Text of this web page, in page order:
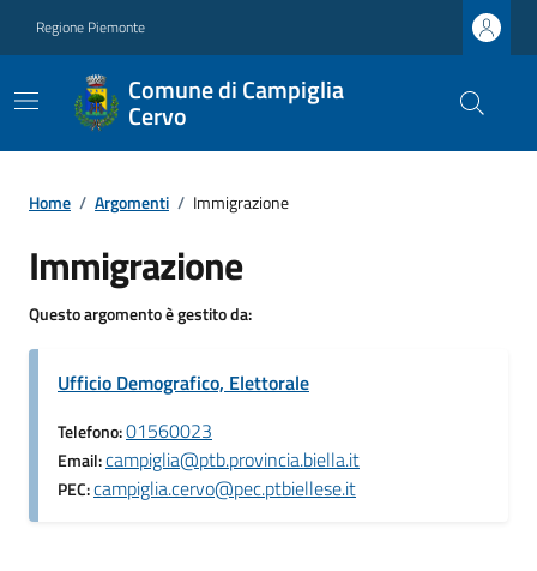
Regione Piemonte
Comune di Campiglia
Cervo
Home / Argomenti / Immigrazione
Immigrazione
Questo argomento è gestito da:
Ufficio Demografico, Elettorale
Telefono:01560023
Email:campiglia@ptb.provincia.biella.it
PEC:campiglia.cervo@pec.ptbiellese.it